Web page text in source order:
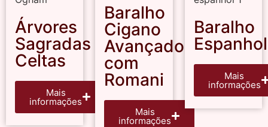
Árvores
Sagradas
Celtas
Mais
informações
Baralho
Cigano
Avançado
com
Romani
Mais
informações
Baralho
Espanhol
Mais
informações